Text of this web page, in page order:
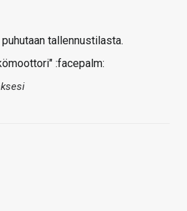
tallennustilasta.
:facepalm: